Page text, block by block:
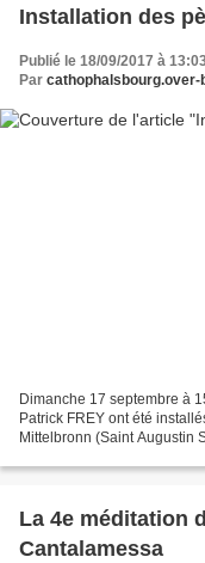
Installation des
Publié le 18/09/2017 à
Par cathophalsbourg.over-
Dimanche 17 septembre à
Patrick FREY ont été
Mittelbronn (Saint Augustin
La 4e méditation
Cantalamessa